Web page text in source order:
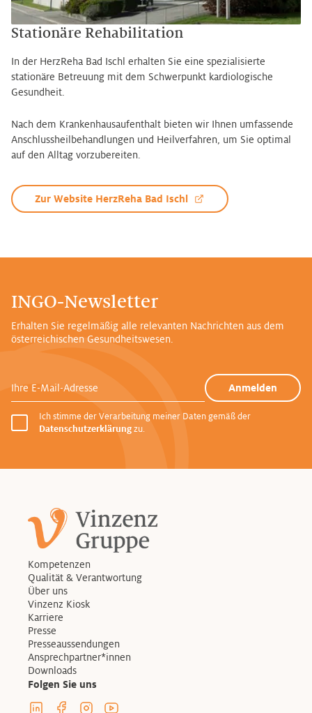
Stationäre Rehabilitation
In der HerzReha Bad Ischl erhalten Sie eine spezialisierte
stationäre Betreuung mit dem Schwerpunkt kardiologische
Gesundheit.
Nach dem Krankenhausaufenthalt bieten wir Ihnen umfassende
Anschlussheilbehandlungen und Heilverfahren, um Sie optimal
auf den Alltag vorzubereiten.
Zur Website HerzReha Bad Ischl
INGO-Newsletter
Erhalten Sie regelmäßig alle relevanten Nachrichten aus dem
österreichischen Gesundheitswesen.
Ihre E-Mail-Adresse
Anmelden
Ich stimme der Verarbeitung meiner Daten gemäß der
Datenschutzerklärung zu.
Kompetenzen
Qualität & Verantwortung
Über uns
Vinzenz Kiosk
Karriere
Presse
Presseaussendungen
Ansprechpartner*innen
Downloads
Folgen Sie uns
Linkedin Profil der Vinzenzgruppe
Facebook Profil der Vinzenzgruppe
Instagram Profil der Vinzenzgruppe
Youtube Kanal der Vinzenzgruppe